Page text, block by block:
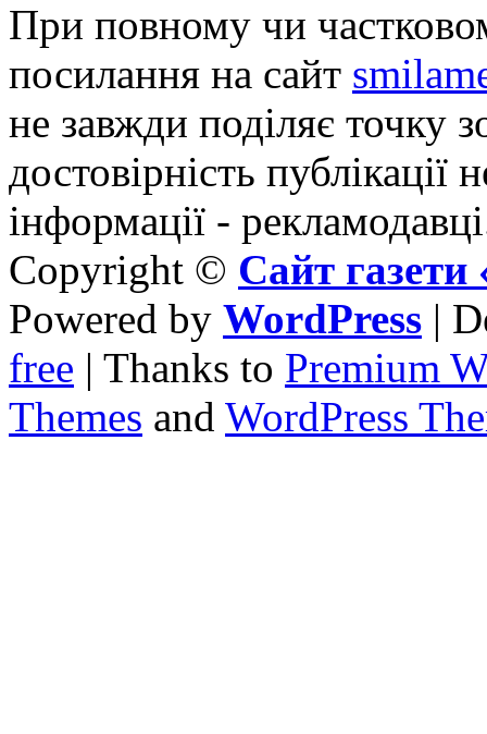
При повному чи
посилання на сайт
не завжди поділяє точку
достовірність публікації
інформації -
Copyright © Сайт
Powered by WordPress |
free | Thanks to Premium
Themes and WordPress